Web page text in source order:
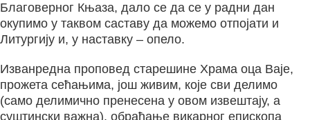
Благоверног Књаза, дало се да се у радни дан
окупимо у таквом саставу да можемо отпојати и
Литургију и, у наставку – опело.
Изванредна проповед старешине Храма оца Ваје,
прожета сећањима, још живим, које сви делимо
(само делимично пренесена у овом извештају, а
суштински важна), обраћање викарног епископа